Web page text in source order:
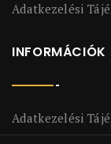
Adatkezelési
INFORMÁCIÓK
Adatkezelési